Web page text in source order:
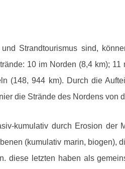
Strandtourismus sind,
10 im Norden (8,4 km); 11
(148, 944 km). Durch die
die Strände des Nordens von
kumulativ durch Erosion der
(kumulativ marin, biogen),
diese letzten haben als